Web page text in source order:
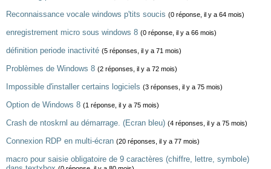
Reconnaissance vocale windows p'tits soucis (0 réponse, il y a 64 mois)
enregistrement micro sous windows 8 (0 réponse, il y a 66 mois)
définition periode inactivité (5 réponses, il y a 71 mois)
Problèmes de Windows 8 (2 réponses, il y a 72 mois)
Impossible d'installer certains logiciels (3 réponses, il y a 75 mois)
Option de Windows 8 (1 réponse, il y a 75 mois)
Crash de ntoskrnl au démarrage. (Ecran bleu) (4 réponses, il y a 75 mois)
Connexion RDP en multi-écran (20 réponses, il y a 77 mois)
macro pour saisie obligatoire de 9 caractères (chiffre, lettre, symbole)